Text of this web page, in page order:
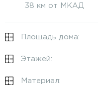
38 км от МКАД
Площадь дома:
Этажей:
Материал: